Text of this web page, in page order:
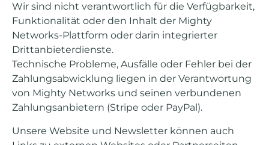
Wir sind nicht verantwortlich für die Verfügbarkeit,
Funktionalität oder den Inhalt der Mighty
Networks-Plattform oder darin integrierter
Drittanbieterdienste.
Technische Probleme, Ausfälle oder Fehler bei der
Zahlungsabwicklung liegen in der Verantwortung
von Mighty Networks und seinen verbundenen
Zahlungsanbietern (Stripe oder PayPal).
Unsere Website und Newsletter können auch